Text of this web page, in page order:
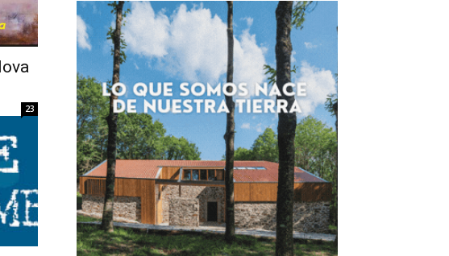
23